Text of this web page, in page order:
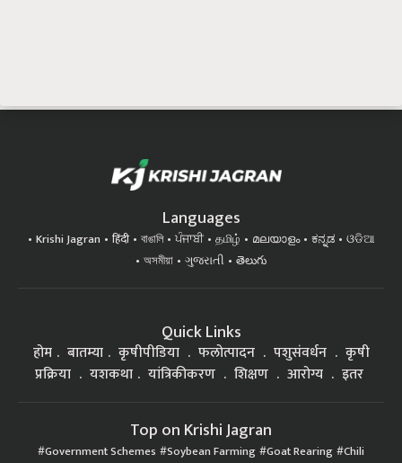
Languages
Krishi Jagran हिंदी বাঙালি ਪੰਜਾਬੀ தமிழ் മലയാളം ಕನ್ನಡ
ଓଡିଆ
অসমীয়া
ગુજરાતી తెలుగు
Quick Links
होम बातम्या कृषीपीडिया फलोत्पादन पशुसंवर्धन
कृषी
प्रक्रिया
यशकथा यांत्रिकीकरण शिक्षण आरोग्य इतर
Top on Krishi Jagran
Government Schemes Soybean Farming Goat Rearing Chili